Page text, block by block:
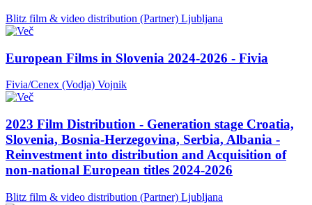
Blitz film & video distribution (Partner) Ljubljana
European Films in Slovenia 2024-2026 - Fivia
Fivia/Cenex (Vodja) Vojnik
2023 Film Distribution - Generation stage Croatia,
Slovenia, Bosnia-Herzegovina, Serbia, Albania -
Reinvestment into distribution and Acquisition of
non-national European titles 2024-2026
Blitz film & video distribution (Partner) Ljubljana